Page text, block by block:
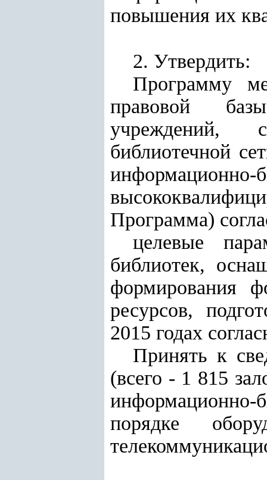
повышения их
2. Утвердить:
Программу
правовой
учреждений,
библиотечной
Программа)
целевые
библиотек,
формирования
ресурсов,
2015 годах
Принять к
(всего - 1 815
порядке